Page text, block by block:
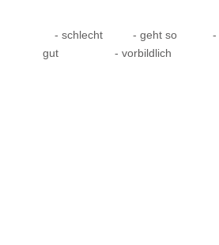
- schlecht - geht so -
gut
- vorbildlich